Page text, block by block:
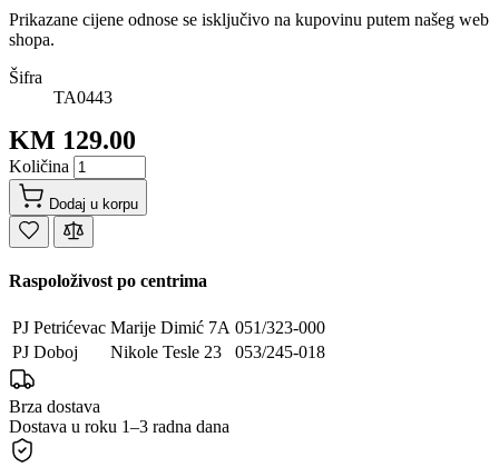
Prikazane cijene odnose se isključivo na kupovinu putem našeg web
shopa.
Šifra
TA0443
KM 129.00
Količina
Dodaj u korpu
Raspoloživost po centrima
PJ Petrićevac Marije Dimić 7A 051/323-000
PJ Doboj
Nikole Tesle 23 053/245-018
Brza dostava
Dostava u roku 1–3 radna dana